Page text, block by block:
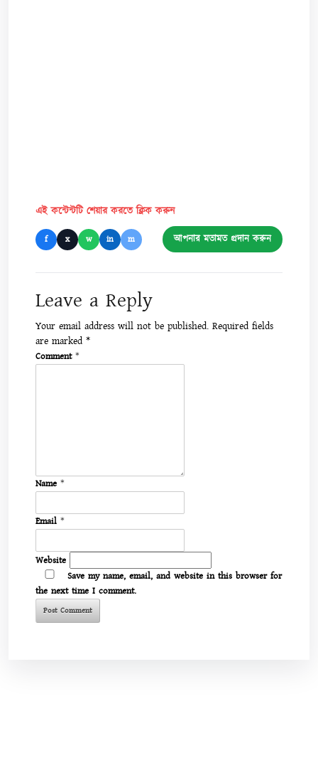
এই কন্টেন্টটি শেয়ার করতে ক্লিক করুন
f x w in m আপনার মতামত প্রদান করুন
Leave a Reply
Your email address will not be published. Required fields
are marked *
Comment *
Name *
Email *
Website
Save my name, email, and website in this browser for
the next time I comment.